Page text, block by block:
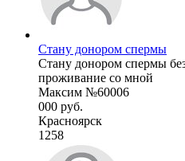
Стану донором спермы
Стану донором спермы
проживание со мной
Максим №60006
000 руб.
Красноярск
1258